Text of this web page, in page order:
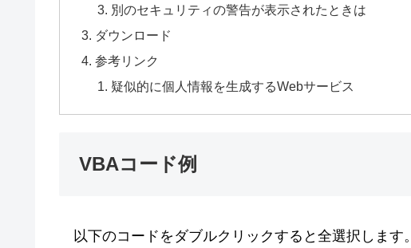
別のセキュリティの警告が表示されたときは
ダウンロード
参考リンク
疑似的に個人情報を生成するWebサービス
VBAコード例
以下のコードをダブルクリックすると全選択します。